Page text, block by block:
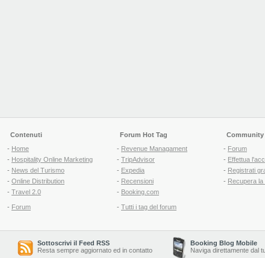
Contenuti
- Home
- Hospitality Online Marketing
- News del Turismo
- Online Distribution
- Travel 2.0
- Forum
Forum Hot Tag
- Revenue Managament
- TripAdvisor
- Expedia
- Recensioni
- Booking.com
- Tutti i tag del forum
Community
- Forum
- Effettua
- Registrati
- Recupera
Sottoscrivi il Feed RSS
Resta sempre aggiornato ed in contatto
Booking Blog Mobile
Naviga direttamente dal